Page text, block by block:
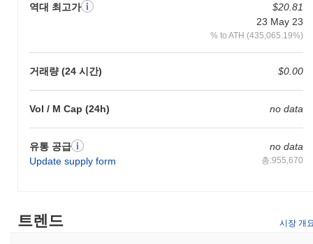
역대 최고가
$20.81
23 May 23
% to ATH (435,065.19%)
거래량 (24 시간) $0.00
Vol / M Cap (24h) no data
유통 공급
Update supply form
no data
총:955,670
니다. 개발은 계속 진행 중이며, 팀의 정기적인 업데이트는 프로젝
트의 미래에 대한 헌신을 나타냅니다. 전반적으로, 이는 암호화폐
공간에서 여전히 실행 가능한 옵션으로 간주되며 비활성화되거나
산코 게임코프는 누구를 위해 설계되었나요?
니티 내의 게이머와 개발자를 위해 구축되었습니다. 그 대상 청중
하는 사람들로, 역동적이고 상호작용적인 생태계에 참여하고자 하
는 플레이어와 제작자 모두에게 이상적입니다.
극적인 참여를 장려하는 독특한 합의 메커니즘인 플레이 증명을 통
해 네트워크를 보호합니다. 이 모델은 게임에 참여하는 검증자를
트렌드 시장 개